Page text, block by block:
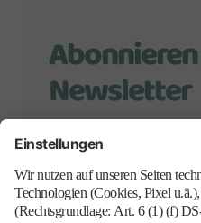
Newsletter
Wir halten Sie mit
Grünen Woche auf